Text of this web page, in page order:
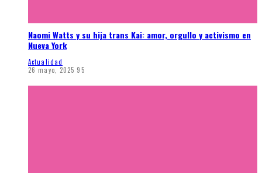
Naomi Watts y su hija trans Kai: amor, orgullo y activismo en
Nueva York
Actualidad
26 mayo, 2025 95